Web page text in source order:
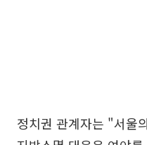
정치권 관계자는 "서울